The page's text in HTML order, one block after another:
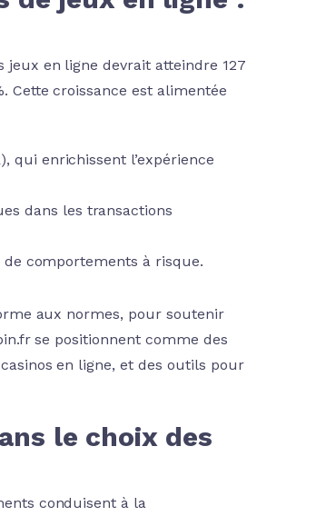
jeux en ligne devrait atteindre 127
Cette croissance est alimentée
qui enrichissent l’expérience
dans les transactions
de comportements à risque.
aux normes, pour soutenir
se positionnent comme des
en ligne, et des outils pour
le choix des
conduisent à la